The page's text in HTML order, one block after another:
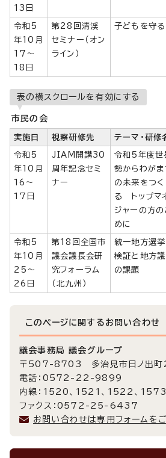
13日
令和5
年10月
17～
18日
第28回清渓
セミナー（オン
ライン）
子どもを守る
表の横スクロールを有効にする
市民の会
実施日 視察研修先 テーマ・研修
令和5
年10月
16～
17日
JIAM開講30
周年記念セミ
ナー
令和5年度世
勢からわがま
の未来をつく
る トップマ
ジャーの方の
めに
令和5
年10月
25～
26日
第18回全国市
議会議長会研
究フォーラム
（北九州）
統一地方選
検証と地方
の課題
このページに関する お問い合わせ
議会事務局 議会グループ
〒507-8703 多治見市日ノ出町
電話：0572-22-9899
内線：1520、1521、1522、1573
ファクス：0572-25-6437
お問い合わせは専用フォームをご